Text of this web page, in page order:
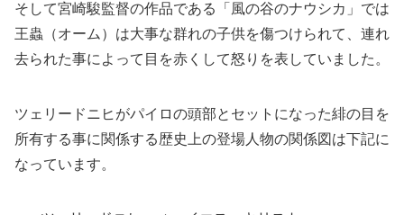
そして宮崎駿監督の作品である「風の谷のナウシカ」では
王蟲（オーム）は大事な群れの子供を傷つけられて、連れ
去られた事によって目を赤くして怒りを表していました。
ツェリードニヒがパイロの頭部とセットになった緋の目を
所有する事に関係する歴史上の登場人物の関係図は下記に
なっています。